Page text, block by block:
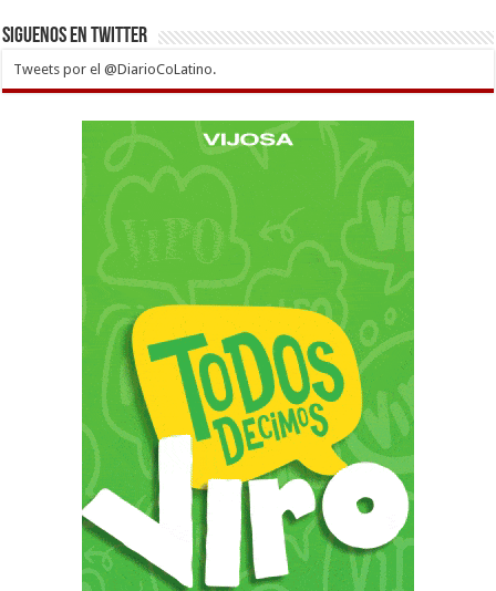
Siguenos en twitter
Tweets por el @DiarioCoLatino.